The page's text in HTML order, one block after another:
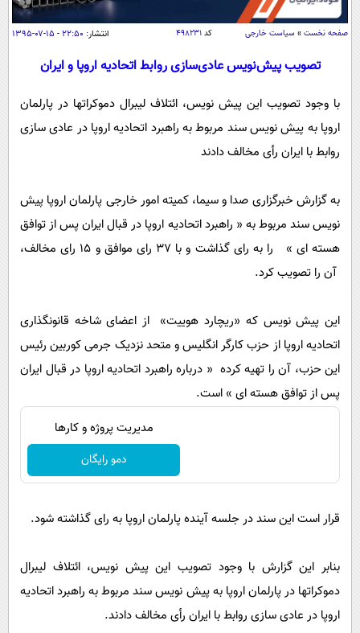
اقتصاد
اقتصادی
جامعه
محیط زیست
بین الملل
فناوری و It
علمی
اخبار کریپتو
قرآن
گوناگون
سرگرمی
فیلم
سرگرمی
محیط زیست
سلامت
بین الملل
اجتماعی
پیامک
صفحه نخست » سیاست خارجی کد ۴۹۸۲۳۱ انتشار: ۲۲:۵۰ - ۱۵-۰۷-۱۳۹۵
تصویب پیش‌نویس عادی‌سازی روابط اتحادیه اروپا و ایران
با وجود تصویب این پیش نویس، ائتلاف لیبرال دموکراتها در پارلمان
اروپا به پیش نویس سند مربوط به راهبرد اتحادیه اروپا در عادی سازی
روابط با ایران رأی مخالف دادند
به گزارش خبرگزاری صدا و سیما، کمیته امور خارجی پارلمان اروپا پیش
نویس سند مربوط به « راهبرد اتحادیه اروپا در قبال ایران پس از توافق
هسته ای » را به رای گذاشت و با 37 رای موافق و 15 رای مخالف،
آن را تصویب کرد.
این پیش نویس که «ریچارد هوییت» از اعضای شاخه قانونگذاری
اتحادیه اروپا از حزب کارگر انگلیس و متحد نزدیک جرمی کوربین رئیس
این حزب، آن را تهیه کرده « درباره راهبرد اتحادیه اروپا در قبال ایران
پس از توافق هسته ای » است.
مدیریت پروژه و کارها
دمو رایگان
قرار است این سند در جلسه آینده پارلمان اروپا به رای گذاشته شود.
بنابر این گزارش با وجود تصویب این پیش نویس، ائتلاف لیبرال
دموکراتها در پارلمان اروپا به پیش نویس سند مربوط به راهبرد اتحادیه
اروپا در عادی سازی روابط با ایران رأی مخالف دادند.